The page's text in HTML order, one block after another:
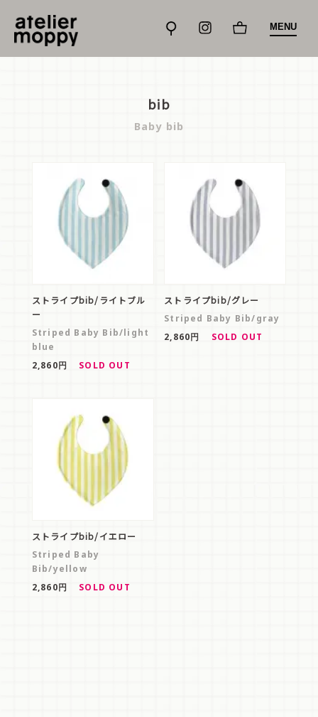
bib
Baby bib
ストライプbib/ライトブル
ー
Striped Baby Bib/light
blue
2,860円
SOLD OUT
ストライプbib/グレー
Striped Baby Bib/gray
2,860円
SOLD OUT
ストライプbib/イエロー
Striped Baby
Bib/yellow
2,860円
SOLD OUT
MENU